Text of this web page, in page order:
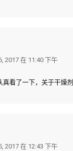
2017 在 11:40 下午
真看了一下，关于干燥
2017 在 12:43 下午